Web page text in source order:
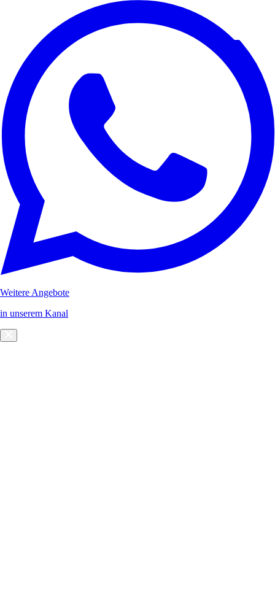
Weitere Angebote
in unserem Kanal